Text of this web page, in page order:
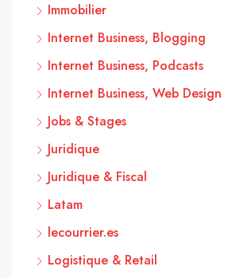
Immobilier
Internet Business, Blogging
Internet Business, Podcasts
Internet Business, Web Design
Jobs & Stages
Juridique
Juridique & Fiscal
Latam
lecourrier.es
Logistique & Retail